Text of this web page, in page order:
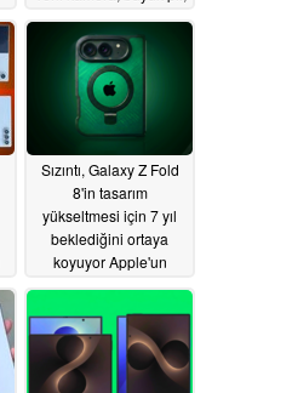
06/02/2026
Sızıntı, Galaxy Z Fold
8'in tasarım
yükseltmesi için 7 yıl
beklediğini ortaya
koyuyor Apple'un
05/30/2026